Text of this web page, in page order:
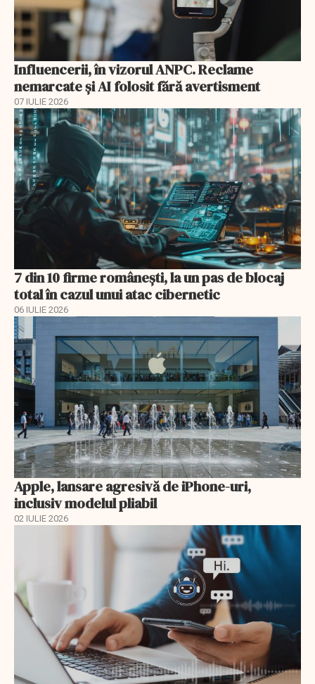
Influencerii, în vizorul ANPC. Reclame
nemarcate și AI folosit fără avertisment
07 IULIE 2026
7 din 10 firme românești, la un pas de blocaj
total în cazul unui atac cibernetic
06 IULIE 2026
Apple, lansare agresivă de iPhone-uri,
inclusiv modelul pliabil
02 IULIE 2026